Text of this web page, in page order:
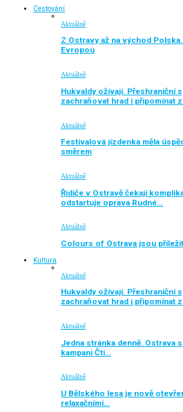
Cestování
Aktuálně
Z Ostravy až na východ
Evropou
Aktuálně
Hukvaldy ožívají. Přeshraniční
zachraňovat hrad i připomínat
Aktuálně
Festivalová jízdenka měla
směrem
Aktuálně
Řidiče v Ostravě čekají
odstartuje oprava Rudné…
Aktuálně
Colours of Ostrava jsou
Kultura
Aktuálně
Hukvaldy ožívají. Přeshraniční
zachraňovat hrad i připomínat
Aktuálně
Jedna stránka denně. Ostrava
kampani Čti…
Aktuálně
U Bělského lesa je nově
relaxačními…